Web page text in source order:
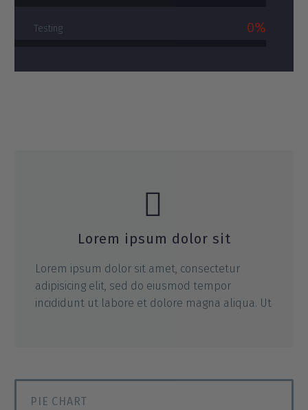
Testing 0%


Lorem ipsum dolor sit
Lorem ipsum dolor sit amet, consectetur
adipisicing elit, sed do eiusmod tempor
incididunt ut labore et dolore magna aliqua. Ut
PIE CHART